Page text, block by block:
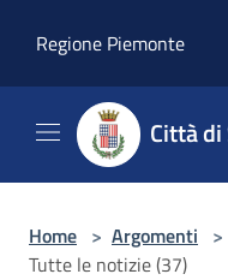
Regione Piemonte
Città
Home > Argomenti >
Tutte le notizie (37)